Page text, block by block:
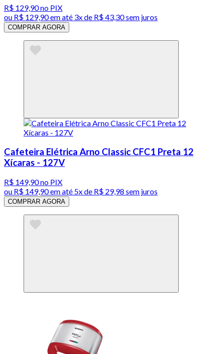
R$ 129,90no PIX
ou R$ 129,90em até 3x de R$ 43,30 sem juros
COMPRAR AGORA
Cafeteira Elétrica Arno Classic CFC1 Preta 12
Xícaras - 127V
R$ 149,90no PIX
ou R$ 149,90em até 5x de R$ 29,98 sem juros
COMPRAR AGORA